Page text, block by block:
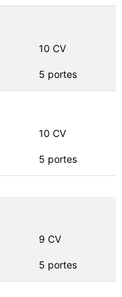
10 CV
5 portes
10 CV
5 portes
9 CV
5 portes